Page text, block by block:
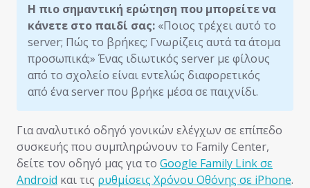
Η πιο σημαντική ερώτηση που μπορείτε να
κάνετε στο παιδί σας: «Ποιος τρέχει αυτό το
server; Πώς το βρήκες; Γνωρίζεις αυτά τα άτομα
προσωπικά;» Ένας ιδιωτικός server με φίλους
από το σχολείο είναι εντελώς διαφορετικός
από ένα server που βρήκε μέσα σε παιχνίδι.
Για αναλυτικό οδηγό γονικών ελέγχων σε επίπεδο
συσκευής που συμπληρώνουν το Family Center,
δείτε τον οδηγό μας για το Google Family Link σε
Android και τις ρυθμίσεις Χρόνου Οθόνης σε iPhone.